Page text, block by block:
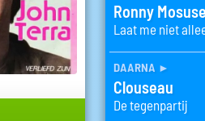
Ronny Mosuse
Laat me niet
daarna ►
Clouseau
De tegenpartij